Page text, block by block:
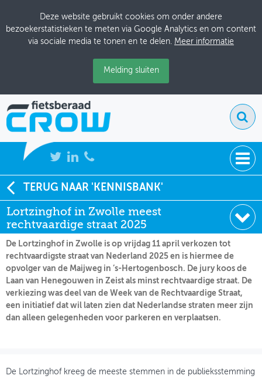
Deze website gebruikt cookies om onder andere
bezoekerstatistieken te meten via Google Analytics en om content
via sociale media te tonen en te delen. Meer informatie
Melding sluiten
NIEUWS
BIJEENKOMSTEN
KENNISBANK
ADRESSENBOEK
OVER FIETSBERAAD
THEMASITES
TERUG NAAR 'KENNISBANK'
Lortzinghof in Zwolle meest
rechtvaardige straat 2025
Soort:
Nieuws Fietsberaad
Datum:
15-04-2025
De Lortzinghof in Zwolle is op vrijdag 11 april verkozen tot
rechtvaardigste straat van Nederland 2025 en is hiermee de
opvolger van de Maijweg in ’s-Hertogenbosch. De jury koos de
Laan van Henegouwen in Zeist als minst rechtvaardige straat. De
verkiezing was deel van de Week van de Rechtvaardige Straat,
een initiatief dat wil laten zien dat Nederlandse straten meer zijn
dan alleen gelegenheden voor parkeren en verplaatsen.
De Lortzinghof kreeg de meeste stemmen in de publieksstemming